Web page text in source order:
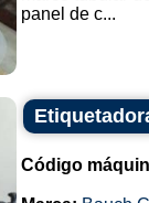
panel de c...
Código